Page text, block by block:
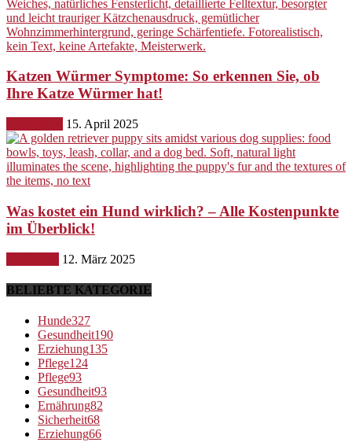
Katzen Würmer Symptome: So erkennen Sie, ob
Ihre Katze Würmer hat!
15. April 2025
Was kostet ein Hund wirklich? – Alle Kostenpunkte
im Überblick!
12. März 2025
BELIEBTE KATEGORIE
Hunde327
Gesundheit190
Erziehung135
Pflege124
Pflege93
Gesundheit93
Ernährung82
Sicherheit68
Erziehung66